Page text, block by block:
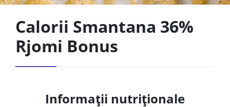
Calorii Smantana 36%
Rjomi Bonus
Informații nutriționale